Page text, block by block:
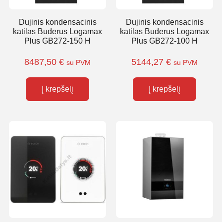
Dujinis kondensacinis
katilas Buderus Logamax
Plus GB272-150 H
8487,50 € su PVM
Į krepšelį
Dujinis kondensacinis
katilas Buderus Logamax
Plus GB272-100 H
5144,27 € su PVM
Į krepšelį